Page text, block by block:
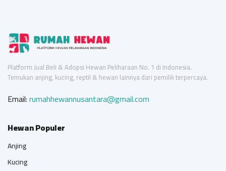
Platform Jual Beli & Adopsi Hewan Peliharaan No. 1 di Indonesia.
Temukan anjing, kucing, reptil & hewan lainnya dari pemilik terpercaya.
Email:rumahhewannusantara@gmail.com
Hewan Populer
Anjing
Kucing